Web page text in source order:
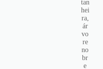
tan
hei
ra,
ár
vo
re
no
br
e